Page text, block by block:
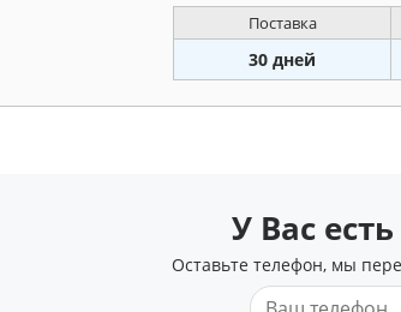
Поставка
30 дней
У Вас
Оставьте телефон, мы